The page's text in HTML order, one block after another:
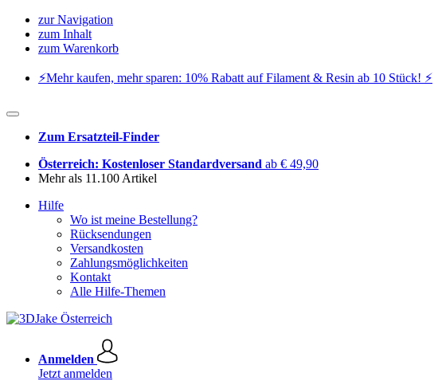
zur Navigation
zum Inhalt
zum Warenkorb
⚡️Mehr kaufen, mehr sparen: 10% Rabatt auf Filament & Resin ab 10 Stück! ⚡️
Zum Ersatzteil-Finder
Österreich: Kostenloser Standardversand ab € 49,90
Mehr als 11.100 Artikel
Hilfe
Wo ist meine Bestellung?
Rücksendungen
Versandkosten
Zahlungsmöglichkeiten
Kontakt
Alle Hilfe-Themen
Anmelden
Jetzt anmelden